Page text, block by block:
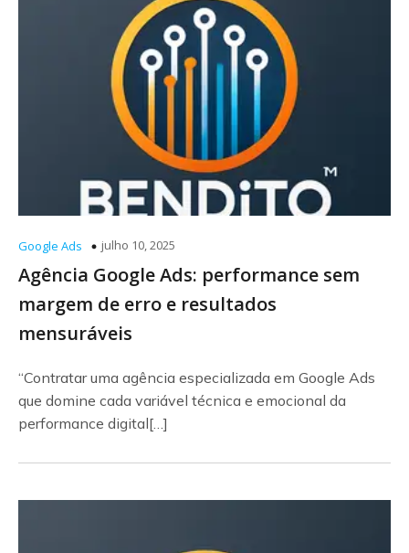
Google Ads julho 10, 2025
Agência Google Ads: performance sem
margem de erro e resultados
mensuráveis
“Contratar uma agência especializada em Google Ads
que domine cada variável técnica e emocional da
performance digital[…]